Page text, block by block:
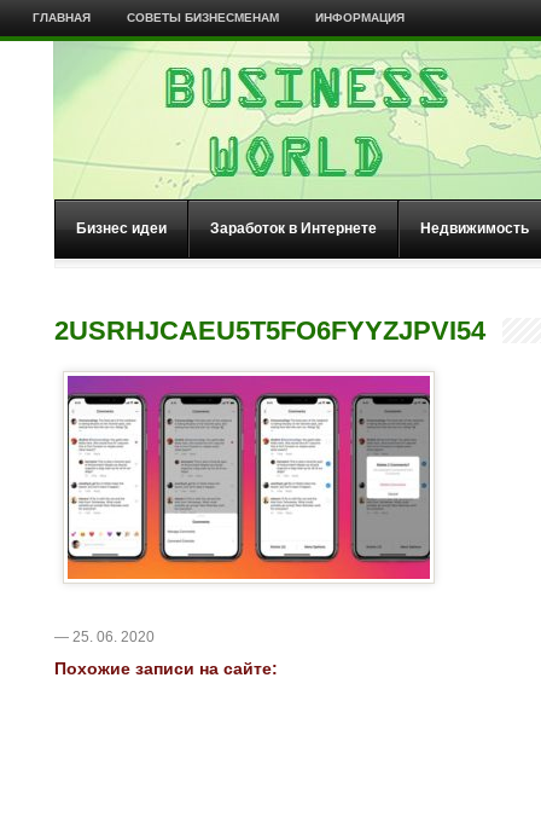
ГЛАВНАЯ СОВЕТЫ БИЗНЕСМЕНАМ ИНФОРМАЦИЯ
Бизнес идеи Заработок в Интернете Недвижимость
2USRHJCAEU5T5FO6FYYZJPVI54
— 25. 06. 2020
Похожие записи на сайте: